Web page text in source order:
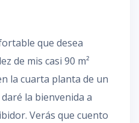
que desea
de mis casi 90 m²
la cuarta planta de un
la bienvenida a
Verás que cuento